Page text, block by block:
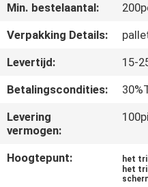
CONTACTEER
ONS
VERZOEK
CITAAT
SITEMAP
Min. bestelaantal:
Verpakking Details:
Levertijd:
15-
Betalingscondities:
Levering
vermogen:
Hoogtepunt: het
het